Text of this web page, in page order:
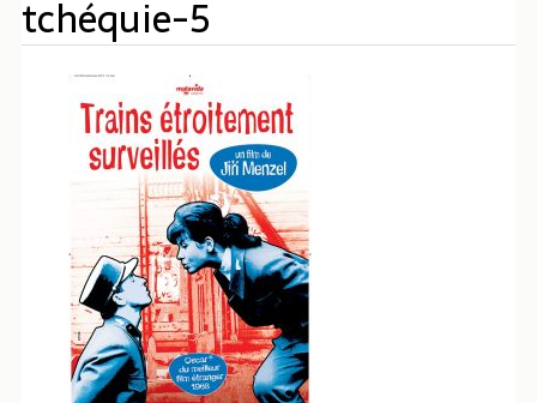
tchéquie-5